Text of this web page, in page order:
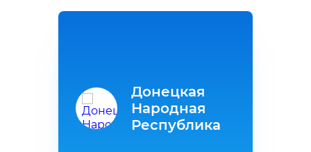
Донецкая
Народная
Республика